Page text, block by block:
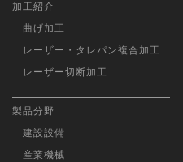
加工紹介
曲げ加工
レーザー・タレパン複合加工
レーザー切断加工
製品分野
建設設備
産業機械